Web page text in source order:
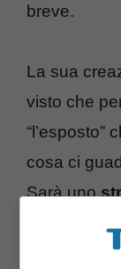
breve.
La sua
visto che
“l’esposto”
cosa ci
Sarà uno
di
il comando